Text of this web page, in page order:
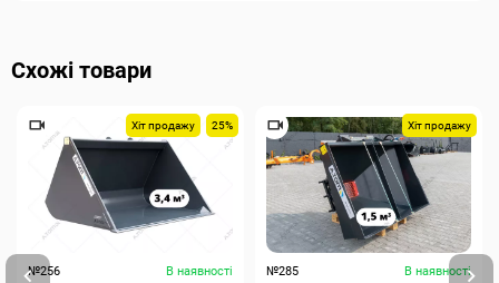
Схожі товари
Хіт продажу 25%
№256 В наявності
Хіт продажу
№285 В наявності